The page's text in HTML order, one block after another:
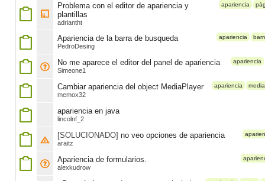
apariencia
Problema con el editor de apariencia y
plantillas
adriantht
apariencia
Apariencia de la barra de busqueda
PedroDesing
apariencia
No me aparece el editor del panel de apariencia
Simeone1
apariencia
Cambiar apariencia del object MediaPlayer
memox32
apariencia en java
lincolnf_2
[SOLUCIONADO] no veo opciones de apariencia
araitz
Apariencia de formularios.
alexkudrow